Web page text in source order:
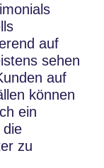
auf
sehen
auf
können
ein
die
zu